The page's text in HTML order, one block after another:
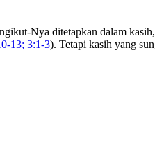
Nya ditetapkan dalam
13; 3:1-3). Tetapi kasih yang